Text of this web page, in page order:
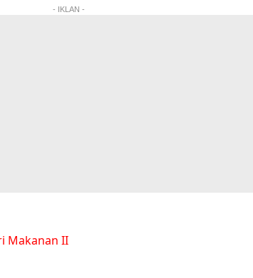
- IKLAN -
Makanan II